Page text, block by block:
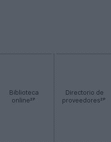
Biblioteca
online2P
Directorio de
proveedores2P